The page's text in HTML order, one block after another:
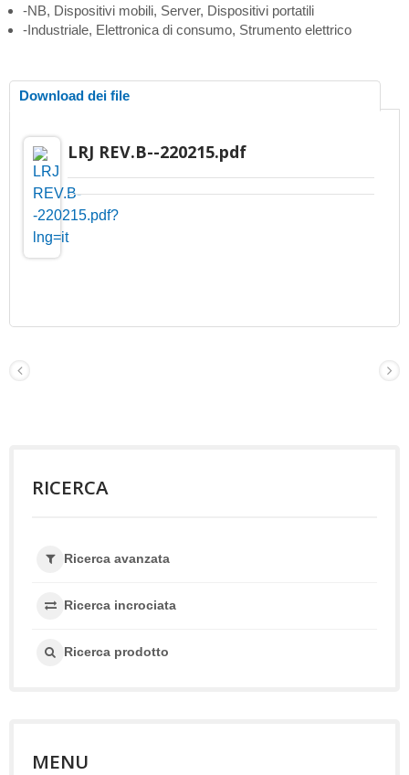
-NB, Dispositivi mobili, Server, Dispositivi portatili
-Industriale, Elettronica di consumo, Strumento elettrico
Download dei file
LRJ REV.B--220215.pdf
RICERCA
Ricerca avanzata
Ricerca incrociata
Ricerca prodotto
MENU